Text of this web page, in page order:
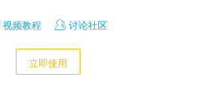
视频教程 讨论社区
立即使用